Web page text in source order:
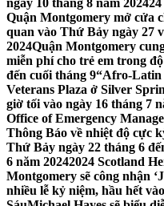
ngày 10 tháng 8 năm 2024
Quận Montgomery mở cửa
quan vào Thứ Bảy ngày 27
2024Quận Montgomery
miễn phí cho trẻ em trong
đến cuối tháng 9“Afro-Latin
Veterans Plaza ở Silver
giờ tối vào ngày 16 tháng 7
Office of Emergency
Thông Báo về nhiệt độ cực
Thứ Bảy ngày 22 tháng 6
6 năm 20242024 Scotland
Montgomery sẽ công nhận
nhiều lễ kỷ niệm, hầu hết